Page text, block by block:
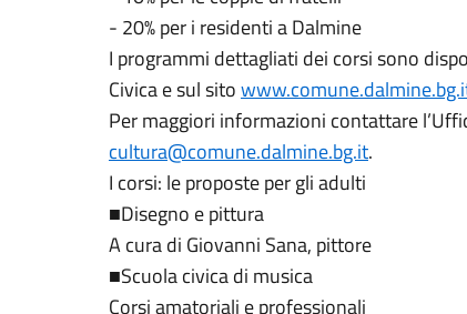
- 20% per i residenti a Dalmine
I programmi dettagliati dei corsi sono
Civica e sul sito
Per maggiori informazioni contattare
cultura@comune.dalmine.bg.it.
I corsi: le proposte per gli adulti
■Disegno e pittura
A cura di Giovanni Sana, pittore
■Scuola civica di musica
Corsi amatoriali e professionali